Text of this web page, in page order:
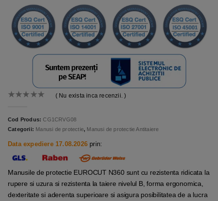
( Nu exista inca recenzii. )
Cod Produs:CG1CRVG08
Categorii: Manusi de protectie, Manusi de protectie Antitaiere
Data expediere 17.08.2026 prin:
Manusile de protectie EUROCUT N360 sunt cu rezistenta ridicata la
rupere si uzura si rezistenta la taiere nivelul B, forma ergonomica,
dexteritate si aderenta superioare si asigura posibilitatea de a lucra